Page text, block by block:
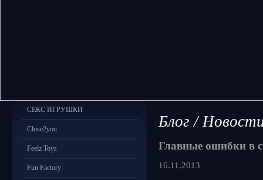
СЕКС ИГРУШКИ
Close2you
Feelz Toys
Fun Factory
Блог /
Главные ошибки в
16.11.2013